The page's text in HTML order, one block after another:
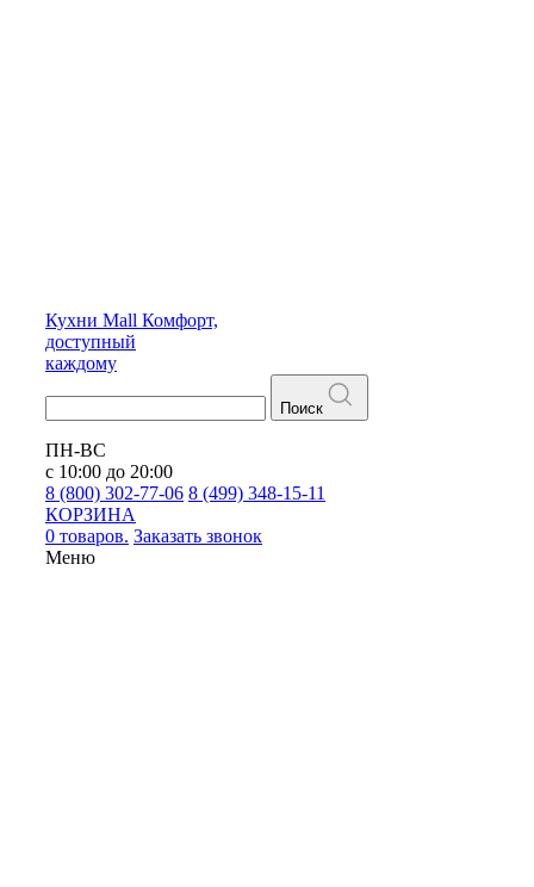
Кухни Mall Комфорт,
доступный
каждому
Поиск
ПН-ВС
с 10:00 до 20:00
8 (800) 302-77-06 8 (499) 348-15-11
КОРЗИНА
0 товаров. Заказать звонок
Меню